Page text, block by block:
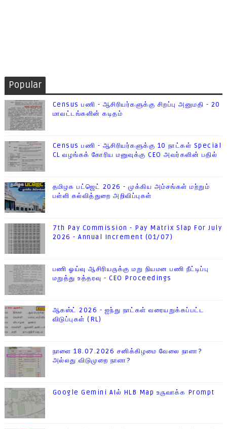
Popular
Census பணி - ஆசிரியர்களுக்கு சிறப்பு அனுமதி - 20
மாவட்டங்களின் கடிதம்
Census பணி - ஆசிரியர்களுக்கு 10 நாட்கள் Special
CL வழங்கக் கோரிய மனுவுக்கு CEO அவர்களின் பதில்
தமிழக பட்ஜெட் 2026 - முக்கிய அம்சங்கள் மற்றும்
பள்ளி கல்வித்துறை அறிவிப்புகள்
7th Pay Commission - Pay Matrix Slap For July
2026 - Annual Increment (01/07)
பணி ஓய்வு ஆசிரியருக்கு மறு நியமன பணி நீட்டிப்பு
மறுத்து உத்தரவு - CEO Proceedings
ஆகஸ்ட் 2026 - ஐந்து நாட்கள் வரையறுக்கப்பட்ட
விடுப்புகள் (RL)
நாளை 18.07.2026 சனிக்கிழமை வேலை நாளா?
அல்லது விடுமுறை நாளா?
Google Gemini AIல் HLB Map உருவாக்க Prompt